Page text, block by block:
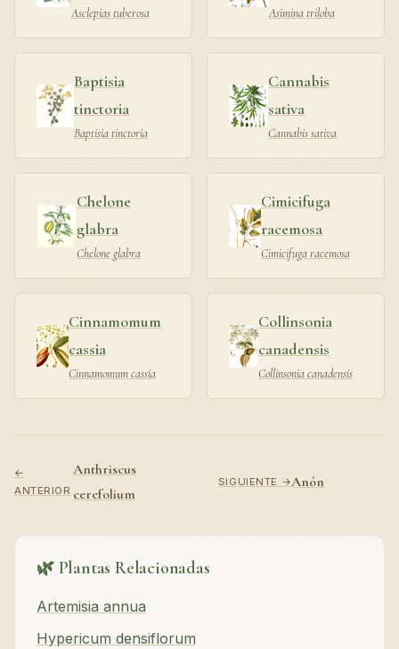
Asclepias tuberosa Asimina triloba
Baptisia
tinctoria
Baptisia tinctoria
Cannabis
sativa
Cannabis sativa
Chelone
glabra
Chelone glabra
Cimicifuga
racemosa
Cimicifuga racemosa
Cinnamomum
cassia
Cinnamomum cassia
Collinsonia
canadensis
Collinsonia canadensis
←
ANTERIOR
Anthriscus
cerefolium
SIGUIENTE →Anón
🌿 Plantas Relacionadas
Artemisia annua
Hypericum densiflorum